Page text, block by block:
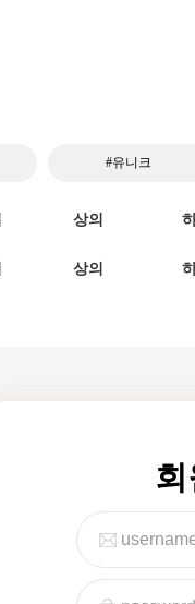
#유니크
상의
상의